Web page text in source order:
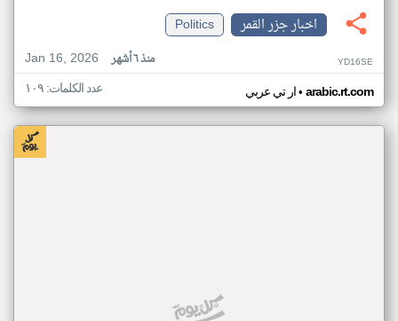
اخبار جزر القمر
Politics
Jan 16, 2026
منذ ٦ أشهر YD16SE
ار تي عربي• arabic.rt.com عدد الكلمات: ١٠٩